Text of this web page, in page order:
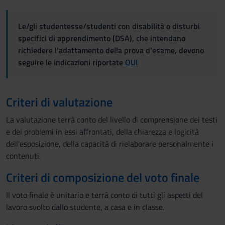
Le/gli studentesse/studenti con disabilità o disturbi
specifici di apprendimento (DSA), che intendano
richiedere l'adattamento della prova d'esame, devono
seguire le indicazioni riportate QUI
Criteri di valutazione
La valutazione terrà conto del livello di comprensione dei testi
e dei problemi in essi affrontati, della chiarezza e logicità
dell'esposizione, della capacità di rielaborare personalmente i
contenuti.
Criteri di composizione del voto finale
Il voto finale è unitario e terrà conto di tutti gli aspetti del
lavoro svolto dallo studente, a casa e in classe.